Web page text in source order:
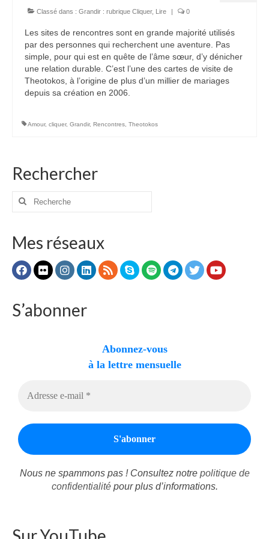
Films, Vidéos, Selfies
Selfies de Mariages
Mon témoignage
Autres Vidéos
Apprendre
Enseignements ALTIUS
Enseignements CCRFE-ABC
Retraites
Célébrer
Classé dans : Grandir : rubrique Cliquer, Lire | 0
Les sites de rencontres sont en grande majorité utilisés
par des personnes qui recherchent une aventure. Pas
simple, pour qui est en quête de l’âme sœur, d’y dénicher
une relation durable. C’est l’une des cartes de visite de
Theotokos, à l’origine de plus d’un millier de mariages
depuis sa création en 2006.
Amour, cliquer, Grandir, Rencontres Theotokos
Rechercher
Rechercher
Mes réseaux
S’abonner
Abonnez-vous
à la lettre mensuelle
Nous ne spammons pas ! Consultez notre politique de
confidentialitépour plus d’informations.